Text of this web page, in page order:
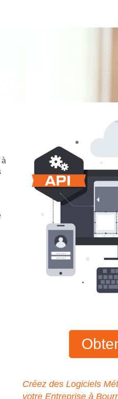
Créez des Logiciels
votre Entreprise à